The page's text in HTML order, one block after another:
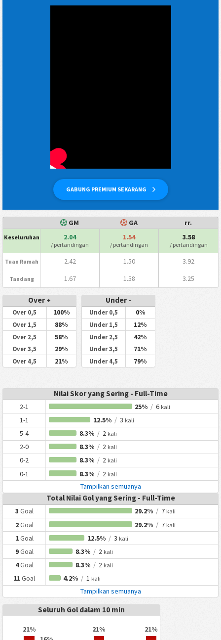
GABUNG PREMIUM SEKARANG
GM GA rr.
Keseluruhan 2.04
/ pertandingan
1.54
/ pertandingan
3.58
/ pertandingan
Tuan Rumah 2.42 1.50 3.92
Tandang 1.67 1.58 3.25
Over +
Over 0,5 100%
Over 1,5 88%
Over 2,5 58%
Over 3,5 29%
Over 4,5 21%
Under -
Under 0,5 0%
Under 1,5 12%
Under 2,5 42%
Under 3,5 71%
Under 4,5 79%
Nilai Skor yang Sering - Full-Time
2-1 25% / 6 kali
1-1 12.5% /3 kali
5-4 8.3% /2 kali
2-0 8.3% /2 kali
0-2 8.3% /2 kali
0-1 8.3% /2 kali
Tampilkan semuanya
Total Nilai Gol yang Sering - Full-Time
3 Goal 29.2% / 7 kali
2Goal 29.2% / 7 kali
1Goal 12.5% /3 kali
9Goal 8.3% /2 kali
4Goal 8.3% /2 kali
11Goal 4.2% / 1 kali
Tampilkan semuanya
Seluruh Gol dalam 10 min
21%
21% 21%